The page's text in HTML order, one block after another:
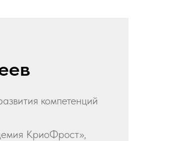
компетенций
КриоФрост»,